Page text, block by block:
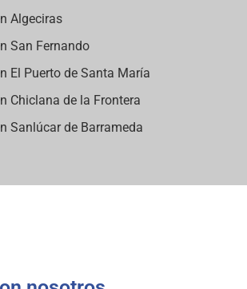
Algeciras
San Fernando
El Puerto de Santa María
Chiclana de la Frontera
Sanlúcar de Barrameda